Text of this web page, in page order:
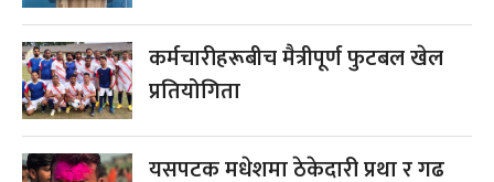
कर्मचारीहरूबीच मैत्रीपूर्ण फुटबल खेल
प्रतियोगिता
यसपटक मधेशमा ठेकेदारी प्रथा र गढ